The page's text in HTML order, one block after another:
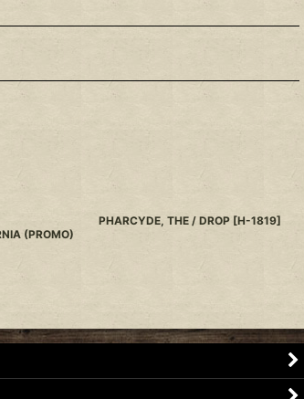
(PROMO)
PHARCYDE, THE / DROP [H-1819]